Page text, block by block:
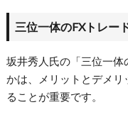
三位一体のFXトレー
坂井秀人氏の「三位一体
かは、メリットとデメ
ることが重要です。